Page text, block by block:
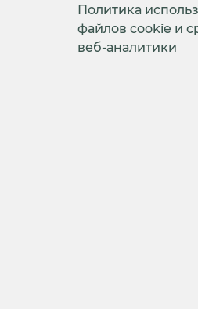
Политика
файлов cookie и
веб-аналитики